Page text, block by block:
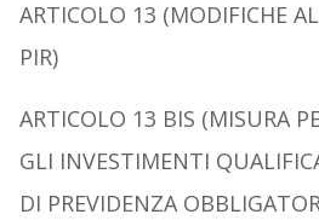
ARTICOLO 13 (MODIFICHE
PIR)
ARTICOLO 13 BIS (MISURA
GLI INVESTIMENTI
DI PREVIDENZA